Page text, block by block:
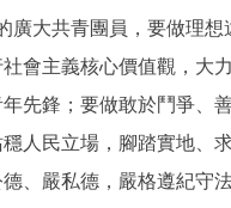
大共青團員，要做理想
會主義核心價值觀，大
先鋒；要做敢於鬥爭、
人民立場，腳踏實地、
、嚴私德，嚴格遵紀守